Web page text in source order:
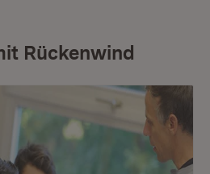
Rückenwind